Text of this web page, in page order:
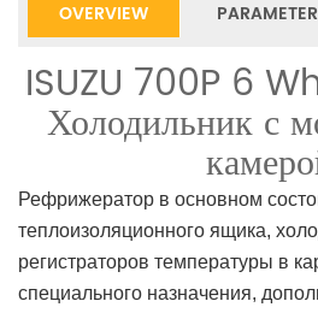
OVERVIEW
ISUZU 700P 6
Холодильник с
Рефрижератор в основном
теплоизоляционного ящика,
регистраторов температуры в
специального назначения,